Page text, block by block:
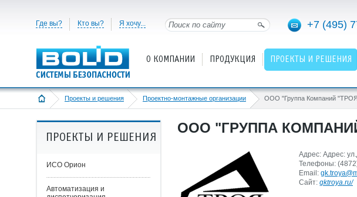
Где вы? Кто вы? Я хочу... +7 (495)
О КОМПАНИИ ПРОДУКЦИЯ ПРОЕКТЫ И РЕШЕНИЯ
Проекты и решения Проектно-монтажные организации ООО "Группа Компаний
ПРОЕКТЫ И РЕШЕНИЯ
ИСО Орион
Автоматизация и
ООО "ГРУППА
Адрес: Адрес:
Телефоны:
Email:
Cайт: gktroya.ru/